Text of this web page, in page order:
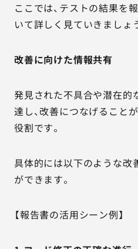
ここでは、テストの結果を
いて詳しく見ていきましょ
改善に向けた情報共有
発見された不具合や潜在的
達し、改善につなげること
役割です。
具体的には以下のような改
ができます。
【報告書の活用シーン例】